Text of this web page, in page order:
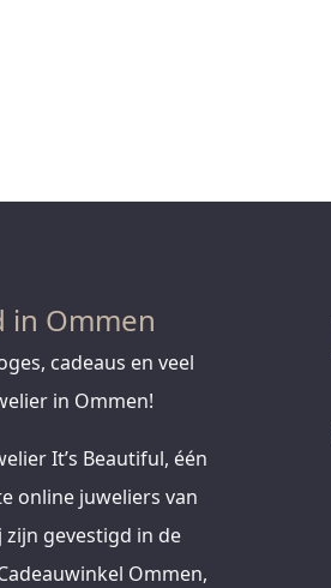
in Ommen
cadeaus en veel
in Ommen!
It’s Beautiful, één
online juweliers van
zijn gevestigd in de
Ommen,